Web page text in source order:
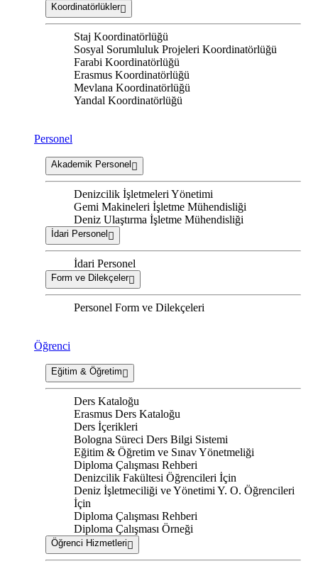
Koordinatörlükler
Staj Koordinatörlüğü
Sosyal Sorumluluk Projeleri Koordinatörlüğü
Farabi Koordinatörlüğü
Erasmus Koordinatörlüğü
Mevlana Koordinatörlüğü
Yandal Koordinatörlüğü
Personel
Akademik Personel
Denizcilik İşletmeleri Yönetimi
Gemi Makineleri İşletme Mühendisliği
Deniz Ulaştırma İşletme Mühendisliği
İdari Personel
İdari Personel
Form ve Dilekçeler
Personel Form ve Dilekçeleri
Öğrenci
Eğitim & Öğretim
Ders Kataloğu
Erasmus Ders Kataloğu
Ders İçerikleri
Bologna Süreci Ders Bilgi Sistemi
Eğitim & Öğretim ve Sınav Yönetmeliği
Diploma Çalışması Rehberi
Denizcilik Fakültesi Öğrencileri İçin
Deniz İşletmeciliği ve Yönetimi Y. O. Öğrencileri
İçin
Diploma Çalışması Rehberi
Diploma Çalışması Örneği
Öğrenci Hizmetleri